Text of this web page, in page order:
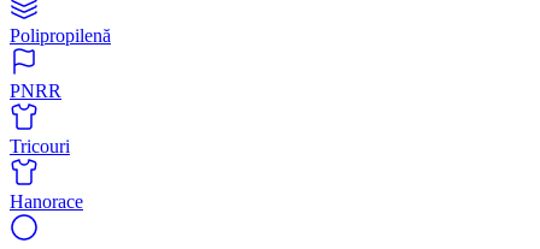
Polipropilenă
PNRR
Tricouri
Hanorace